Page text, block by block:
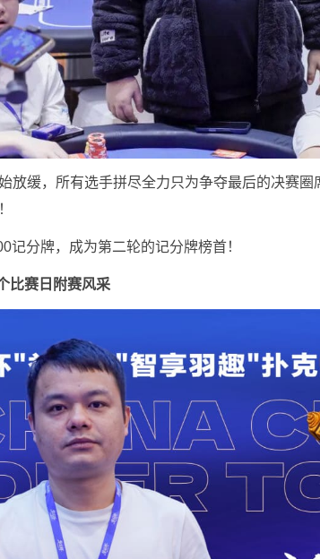
放缓，所有选手拼尽全力只为争夺最后的决赛
记分牌，成为第二轮的记分牌榜首！
比赛日 附赛风采